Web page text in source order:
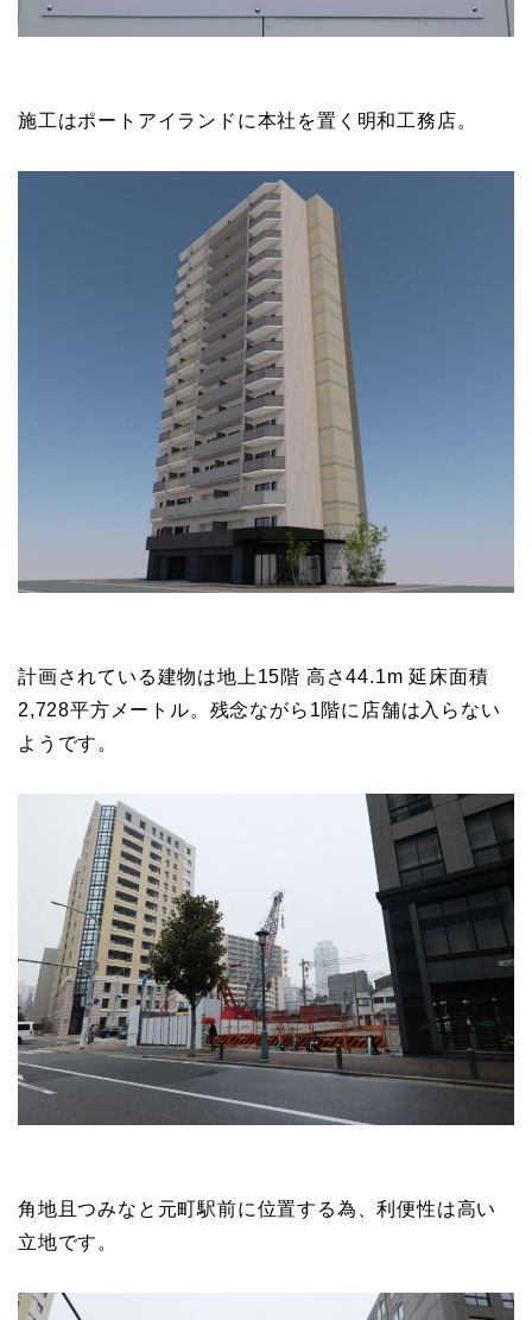
施工はポートアイランドに本社を置く明和工務店。
計画されている建物は地上15階 高さ44.1m 延床面積
2,728平方メートル。残念ながら1階に店舗は入らない
ようです。
角地且つみなと元町駅前に位置する為、利便性は高い
立地です。